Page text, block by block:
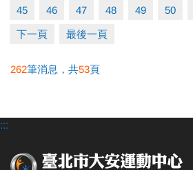
接入場。
45 46 47 48 49 50
下一頁 最後一頁
262筆消息，共53頁
:::